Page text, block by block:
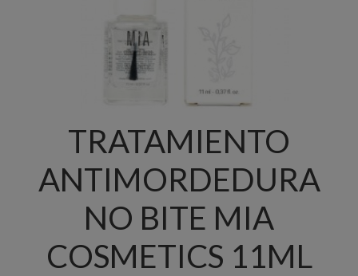
TRATAMIENTO
ANTIMORDEDURA
NO BITE MIA
COSMETICS 11ML